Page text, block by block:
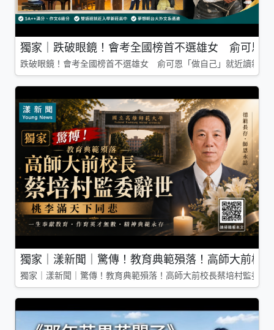
獨家｜跌破眼鏡！會考全國榜首不選雄女 俞可恩
跌破眼鏡！會考全國榜首不選雄女 俞可恩「做自己」就近讀新莊
獨家｜漾新聞｜驚傳！教育典範殞落！高師大前校
獨家｜漾新聞｜驚傳！教育典範殞落！高師大前校長蔡培村監委